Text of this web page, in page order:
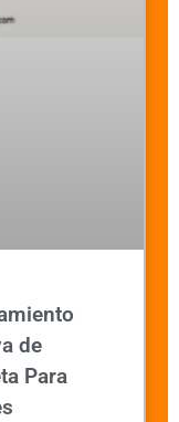
de
Para